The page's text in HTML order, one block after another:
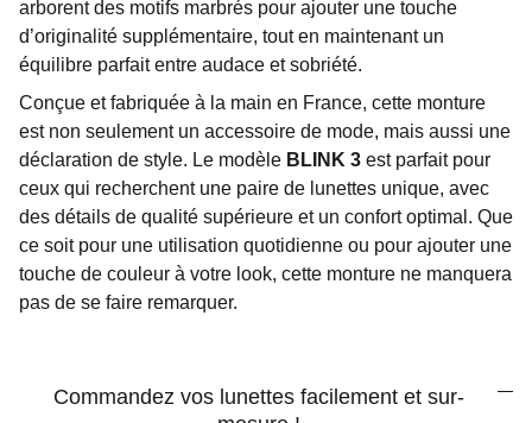
arborent des motifs marbrés pour ajouter une touche
d’originalité supplémentaire, tout en maintenant un
équilibre parfait entre audace et sobriété.
Conçue et fabriquée à la main en France, cette monture
est non seulement un accessoire de mode, mais aussi une
déclaration de style. Le modèle BLINK 3 est parfait pour
ceux qui recherchent une paire de lunettes unique, avec
des détails de qualité supérieure et un confort optimal. Que
ce soit pour une utilisation quotidienne ou pour ajouter une
touche de couleur à votre look, cette monture ne manquera
pas de se faire remarquer.
Commandez vos lunettes facilement et sur-